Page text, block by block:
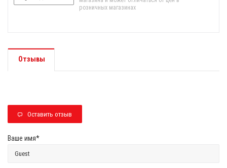
розничных магазинах
Отзывы
Оставить отзыв
Ваше имя*